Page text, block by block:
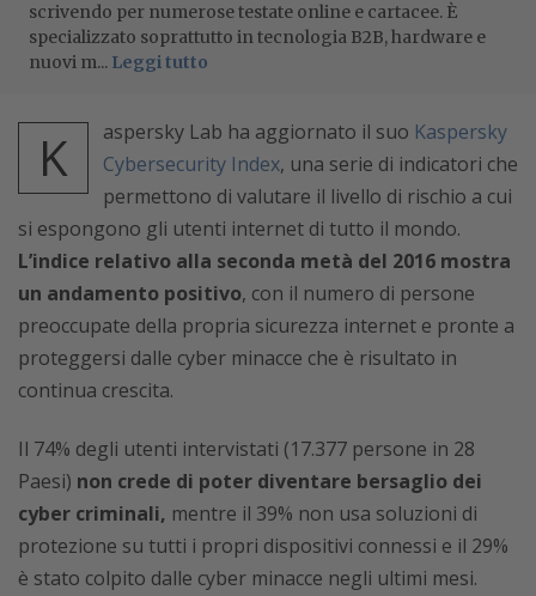
scrivendo per numerose testate online e cartacee. È
specializzato soprattutto in tecnologia B2B, hardware e
nuovi m... Leggi tutto
K aspersky Lab ha aggiornato il suo Kaspersky
Cybersecurity Index, una serie di indicatori che
permettono di valutare il livello di rischio a cui
si espongono gli utenti internet di tutto il mondo.
L’indice relativo alla seconda metà del 2016 mostra
un andamento positivo, con il numero di persone
preoccupate della propria sicurezza internet e pronte a
proteggersi dalle cyber minacce che è risultato in
continua crescita.
Il 74% degli utenti intervistati (17.377 persone in 28
Paesi) non crede di poter diventare bersaglio dei
cyber criminali, mentre il 39% non usa soluzioni di
protezione su tutti i propri dispositivi connessi e il 29%
è stato colpito dalle cyber minacce negli ultimi mesi.